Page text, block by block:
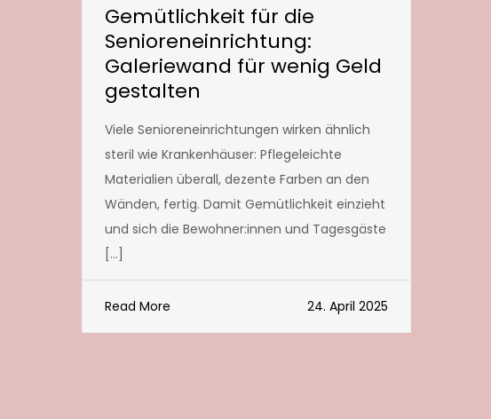
Gemütlichkeit für die
Senioreneinrichtung:
Galeriewand für wenig Geld
gestalten
Viele Senioreneinrichtungen wirken ähnlich
steril wie Krankenhäuser: Pflegeleichte
Materialien überall, dezente Farben an den
Wänden, fertig. Damit Gemütlichkeit einzieht
und sich die Bewohner:innen und Tagesgäste
[…]
Read More 24. April 2025